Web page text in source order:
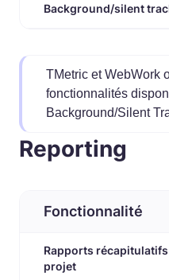
Background/silent
TMetric et WebWork
fonctionnalités
Background/Silent
Reporting
Fonctionnalité
Rapports
projet